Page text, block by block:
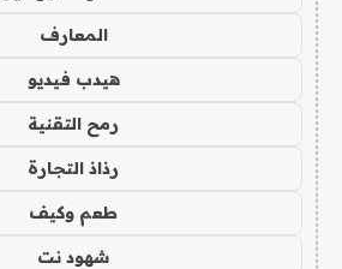
المعارف
هيدب فيديو
رمح التقنية
رذاذ التجارة
طعم وكيف
شهود نت